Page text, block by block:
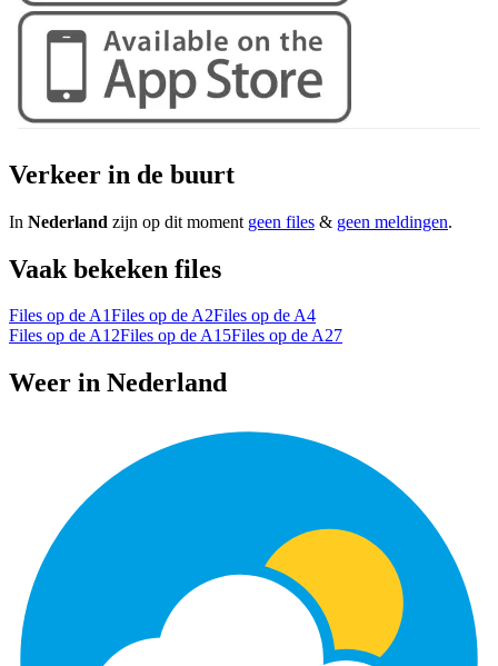
Verkeer in de buurt
In Nederland zijn op dit moment geen files & geen meldingen.
Vaak bekeken files
Files op de A1Files op de A2Files op de A4
Files op de A12Files op de A15Files op de A27
Weer in Nederland